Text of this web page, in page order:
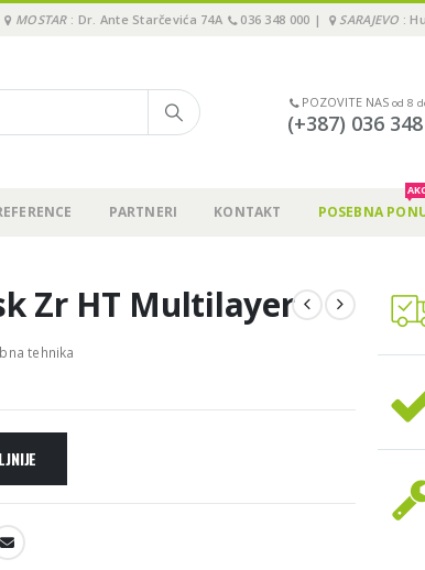
MOSTAR: Dr. Ante Starčevića 74A 036 348 000 | SARAJEVO :
POZOVITE NAS od 8
(+387) 036
PARTNERI KONTAKT POSEBNA
Zr HT Multilayer
tehnika